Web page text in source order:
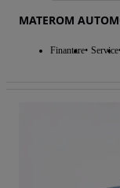
MATEROM
Finantare Service